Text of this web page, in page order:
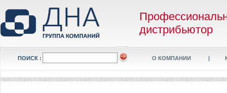
дистрибьютор
ПОИСК : О КОМПАНИИ |